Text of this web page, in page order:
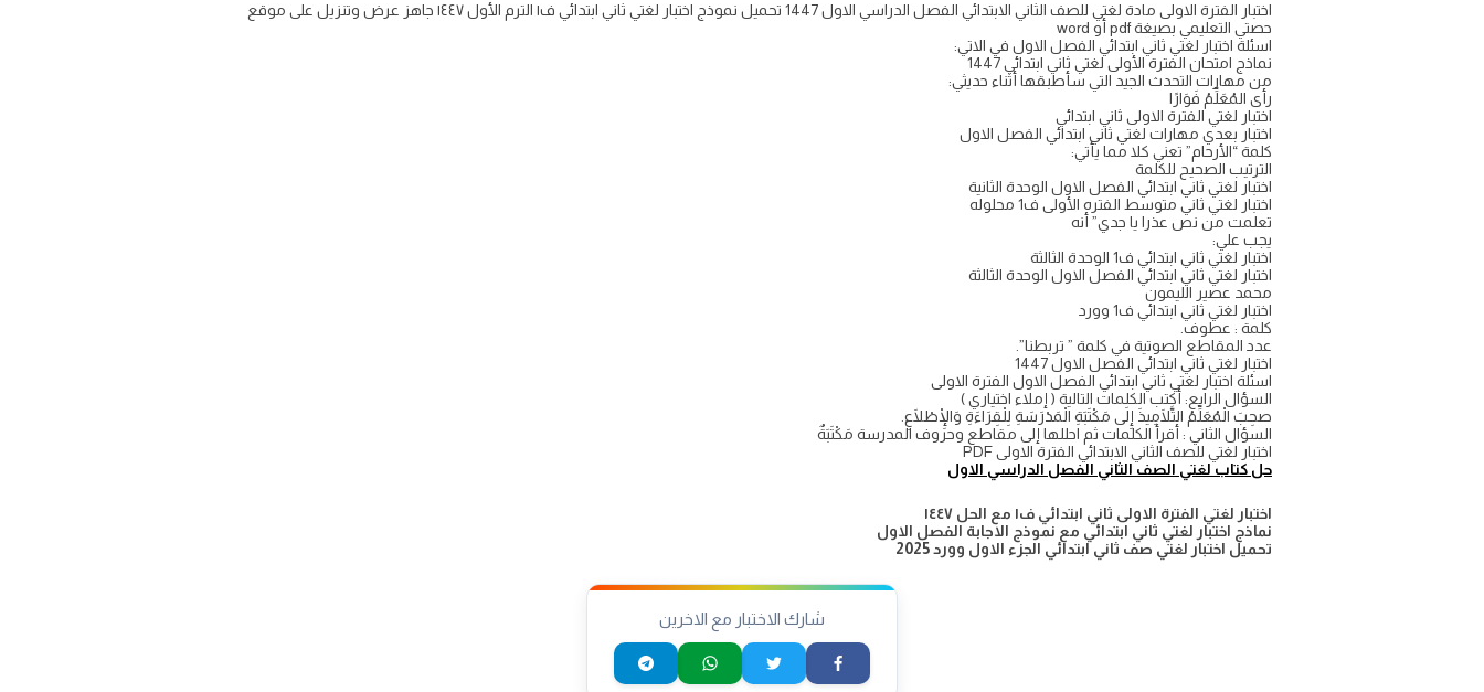
اختبار الفترة الاولى مادة لغتي للصف الثاني الابتدائي الفصل الدراسي الاول 1447 تحميل نموذج اختبار لغتي ثاني ابتدائي ف١ الترم الأول ١٤٤٧ جاهز عرض وتنزيل على موقع
حصتي التعليمي بصيغة pdf أو word
اسئلة اختبار لغتي ثاني ابتدائي الفصل الاول في الاتي:
نماذج امتحان الفترة الأولى لغتي ثاني ابتدائي 1447
من مهارات التحدث الجيد التي سأطبقها أثناء حديثي:
رأى المُعَلِّمُ فَوَارًا
اختبار لغتي الفترة الاولى ثاني ابتدائي
اختبار بعدي مهارات لغتي ثاني ابتدائي الفصل الاول
كلمة “الأرحام” تعني كلا مما يأتي:
الترتيب الصحيح للكلمة
اختبار لغتي ثاني ابتدائي الفصل الاول الوحدة الثانية
اختبار لغتي ثاني متوسط الفتره الأولى ف1 محلوله
تعلمت من نص عذرا يا جدي” أنه
يجب علي:
اختبار لغتي ثاني ابتدائي ف1 الوحدة الثالثة
اختبار لغتي ثاني ابتدائي الفصل الاول الوحدة الثالثة
محمد عصير الليمون
اختبار لغتي ثاني ابتدائي ف1 وورد
كلمة : عطوف.
عدد المقاطع الصوتية في كلمة ” تربطنا”.
اختبار لغتي ثاني ابتدائي الفصل الاول 1447
اسئلة اختبار لغتي ثاني ابتدائي الفصل الاول الفترة الاولى
السؤال الرابع: أكتب الكلمات التالية ( إملاء اختياري )
صحِبَ الْمُعَلِّمُ التَّلَامِيذَ إِلَى مَكْتَبَةِ الْمَدْرَسَةِ لِلْقِرَاءَةِ وَالْإِطْلَاعِ.
السؤال الثاني : أقرأ الكلمات ثم احللها إلى مقاطع وحروف المدرسة مَكْتَبَةٌ
اختبار لغتي للصف الثاني الابتدائي الفترة الاولى PDF
حل كتاب لغتي الصف الثاني الفصل الدراسي الاول
اختبار لغتي الفترة الاولى ثاني ابتدائي ف١ مع الحل ١٤٤٧
نماذج اختبار لغتي ثاني ابتدائي مع نموذج الاجابة الفصل الاول
تحميل اختبار لغتي صف ثاني ابتدائي الجزء الاول وورد 2025
شارك الاختبار مع الاخرين